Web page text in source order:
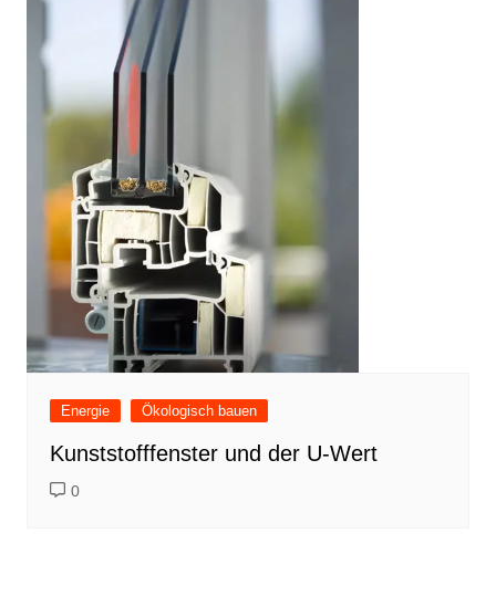
Energie Ökologisch bauen
Kunststofffenster und der U-Wert
0